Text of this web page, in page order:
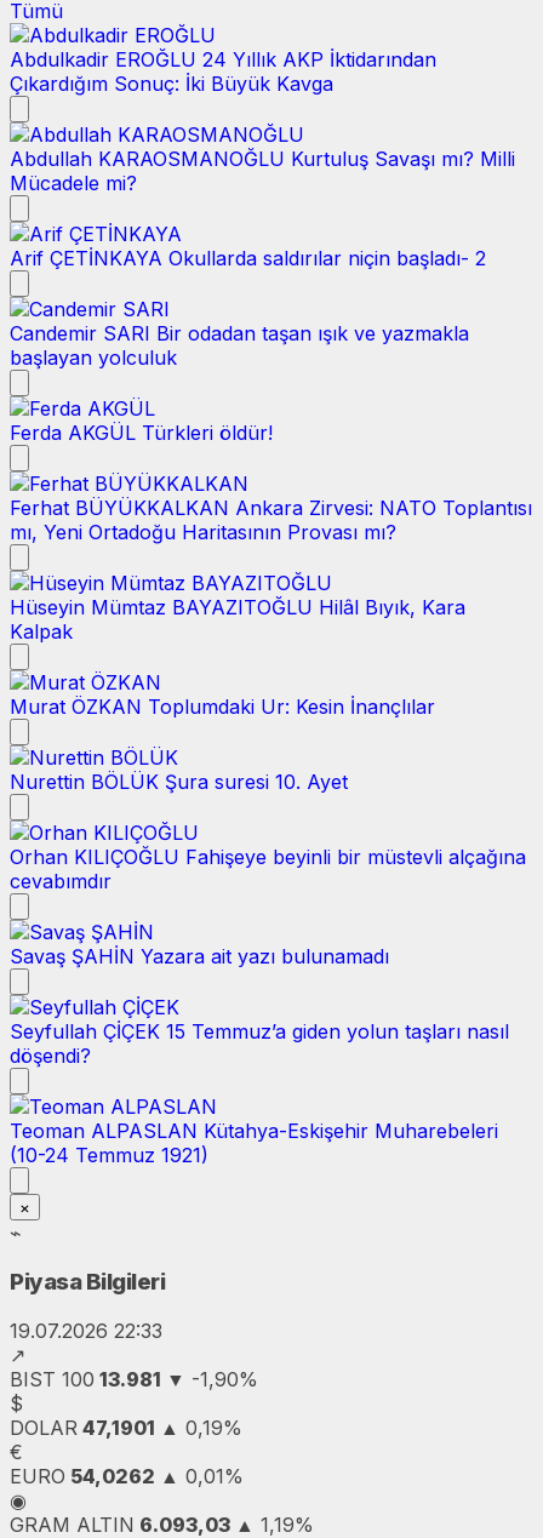
Tümü
Abdulkadir EROĞLU 24 Yıllık AKP İktidarından
Çıkardığım Sonuç: İki Büyük Kavga
Abdullah KARAOSMANOĞLU Kurtuluş Savaşı mı? Milli
Mücadele mi?
Arif ÇETİNKAYA Okullarda saldırılar niçin başladı- 2
Candemir SARI Bir odadan taşan ışık ve yazmakla
başlayan yolculuk
Ferda AKGÜL Türkleri öldür!
Ferhat BÜYÜKKALKAN Ankara Zirvesi: NATO Toplantısı
mı, Yeni Ortadoğu Haritasının Provası mı?
Hüseyin Mümtaz BAYAZITOĞLU Hilâl Bıyık, Kara
Kalpak
Murat ÖZKAN Toplumdaki Ur: Kesin İnançlılar
Nurettin BÖLÜK Şura suresi 10. Ayet
Orhan KILIÇOĞLU Fahişeye beyinli bir müstevli alçağına
cevabımdır
Savaş ŞAHİN Yazara ait yazı bulunamadı
Seyfullah ÇİÇEK 15 Temmuz’a giden yolun taşları nasıl
döşendi?
Teoman ALPASLAN Kütahya-Eskişehir Muharebeleri
(10-24 Temmuz 1921)
×
⌁
Piyasa Bilgileri
19.07.2026 22:33
↗
BIST 100 13.981 ▼ -1,90%
$
DOLAR 47,1901 ▲ 0,19%
€
EURO 54,0262 ▲ 0,01%
◉
GRAM ALTIN 6.093,03 ▲ 1,19%